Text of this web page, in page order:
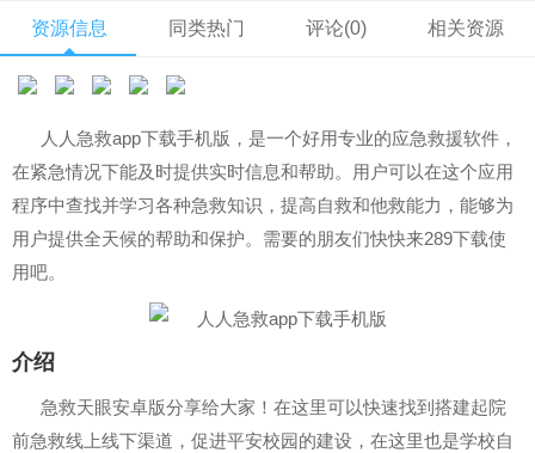
资源信息 同类热门 评论(0) 相关资源
人人急救app下载手机版，是一个好用专业的应急救援软件，
在紧急情况下能及时提供实时信息和帮助。用户可以在这个应用
程序中查找并学习各种急救知识，提高自救和他救能力，能够为
用户提供全天候的帮助和保护。需要的朋友们快快来289下载使
用吧。
介绍
急救天眼安卓版分享给大家！在这里可以快速找到搭建起院
前急救线上线下渠道，促进平安校园的建设，在这里也是学校自